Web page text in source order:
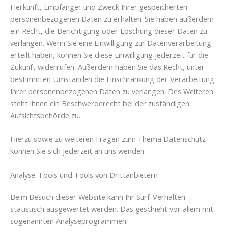
Herkunft, Empfänger und Zweck Ihrer gespeicherten
personenbezogenen Daten zu erhalten. Sie haben außerdem
ein Recht, die Berichtigung oder Löschung dieser Daten zu
verlangen. Wenn Sie eine Einwilligung zur Datenverarbeitung
erteilt haben, können Sie diese Einwilligung jederzeit für die
Zukunft widerrufen. Außerdem haben Sie das Recht, unter
bestimmten Umständen die Einschränkung der Verarbeitung
Ihrer personenbezogenen Daten zu verlangen. Des Weiteren
steht Ihnen ein Beschwerderecht bei der zuständigen
Aufsichtsbehörde zu.
Hierzu sowie zu weiteren Fragen zum Thema Datenschutz
können Sie sich jederzeit an uns wenden.
Analyse-Tools und Tools von Dritt­anbietern
Beim Besuch dieser Website kann Ihr Surf-Verhalten
statistisch ausgewertet werden. Das geschieht vor allem mit
sogenannten Analyseprogrammen.